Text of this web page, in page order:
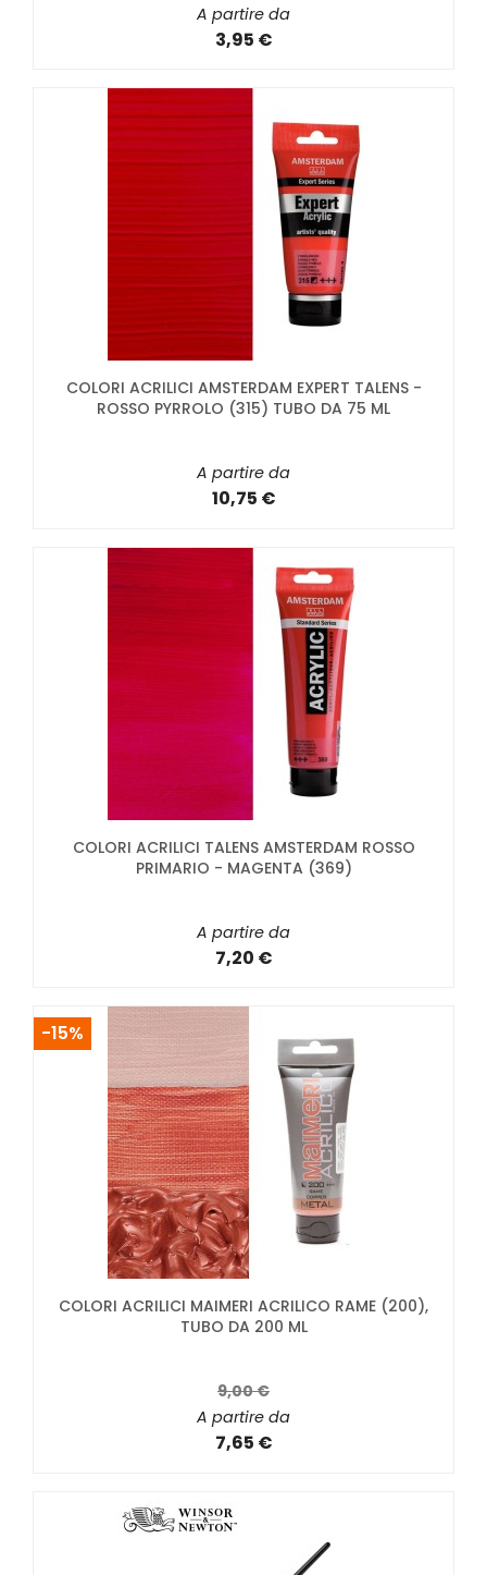
A partire da
3,95 €
COLORI ACRILICI AMSTERDAM EXPERT TALENS -
ROSSO PYRROLO (315) TUBO DA 75 ML
A partire da
10,75 €
COLORI ACRILICI TALENS AMSTERDAM ROSSO
PRIMARIO - MAGENTA (369)
A partire da
7,20 €
COLORI ACRILICI MAIMERI ACRILICO RAME (200),
TUBO DA 200 ML
9,00 €
A partire da
7,65 €
-15%